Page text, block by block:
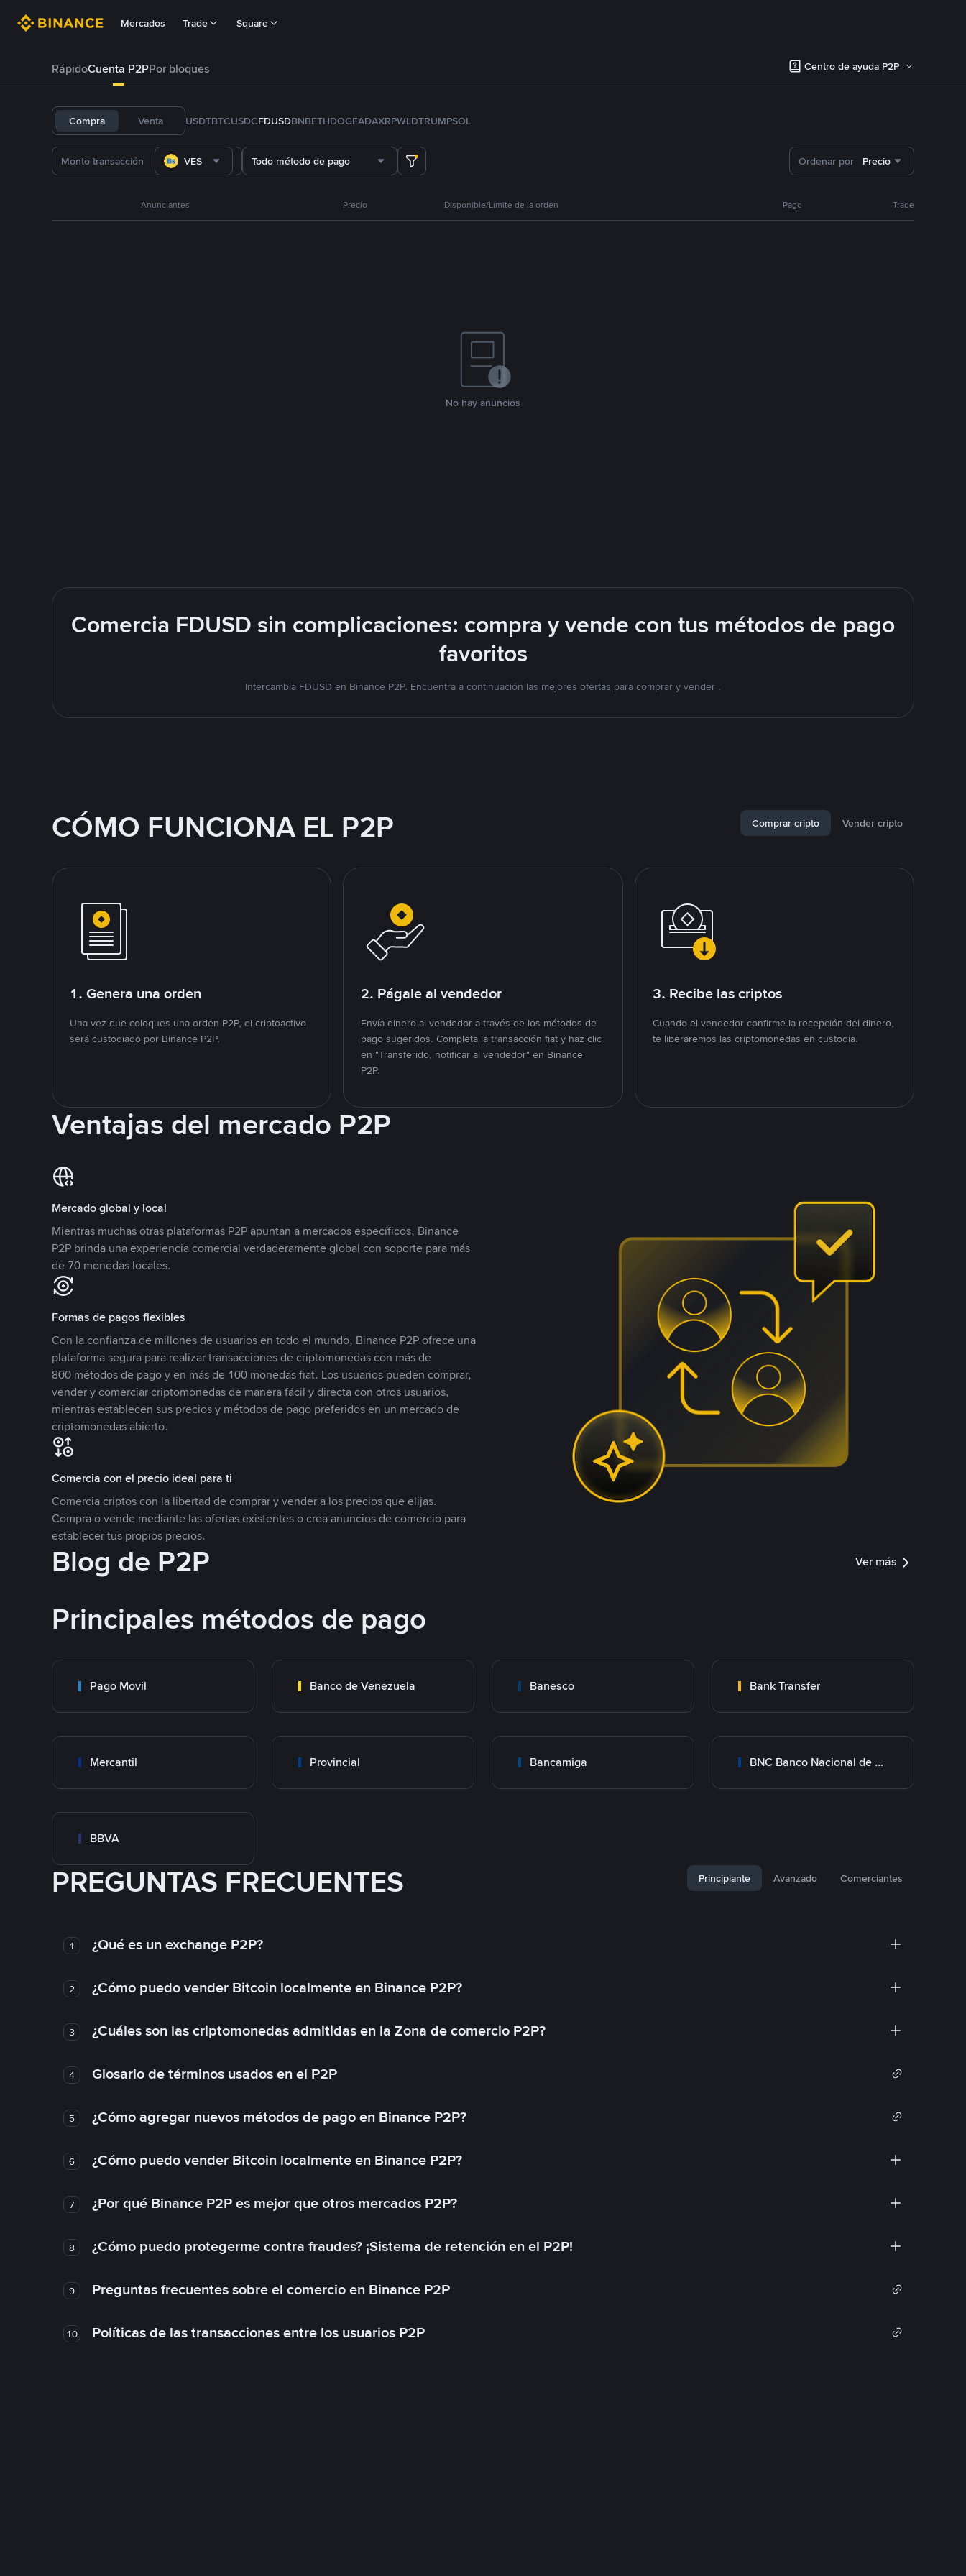
Mercados Trade Square
RápidoCuenta P2PPor bloques Centro de ayuda P2P
Compra Venta USDTBTCUSDCFDUSDBNBETHDOGEADAXRPWLDTRUMPSOL
VES Todo método de pago Ordenar por Precio
Anunciantes Precio Disponible/Límite de la orden Pago Trade
No hay anuncios
Comercia FDUSD sin complicaciones: compra y vende con tus métodos de pago
favoritos
Intercambia FDUSD en Binance P2P. Encuentra a continuación las mejores ofertas para comprar y vender .
CÓMO FUNCIONA EL P2P Comprar cripto Vender cripto
1. Genera una orden
Una vez que coloques una orden P2P, el criptoactivo
será custodiado por Binance P2P.
2. Págale al vendedor
Envía dinero al vendedor a través de los métodos de
pago sugeridos. Completa la transacción fiat y haz clic
en "Transferido, notificar al vendedor" en Binance
P2P.
3. Recibe las criptos
Cuando el vendedor confirme la recepción del dinero,
te liberaremos las criptomonedas en custodia.
Ventajas del mercado P2P
Mercado global y local
Mientras muchas otras plataformas P2P apuntan a mercados específicos, Binance
P2P brinda una experiencia comercial verdaderamente global con soporte para más
de 70 monedas locales.
Formas de pagos flexibles
Con la confianza de millones de usuarios en todo el mundo, Binance P2P ofrece una
plataforma segura para realizar transacciones de criptomonedas con más de
800 métodos de pago y en más de 100 monedas fiat. Los usuarios pueden comprar,
vender y comerciar criptomonedas de manera fácil y directa con otros usuarios,
mientras establecen sus precios y métodos de pago preferidos en un mercado de
criptomonedas abierto.
Comercia con el precio ideal para ti
Comercia criptos con la libertad de comprar y vender a los precios que elijas.
Compra o vende mediante las ofertas existentes o crea anuncios de comercio para
establecer tus propios precios.
Blog de P2P Ver más
Principales métodos de pago
Pago Movil Banco de Venezuela Banesco Bank Transfer
Mercantil Provincial Bancamiga BNC Banco Nacional de Crédito
BBVA
PREGUNTAS FRECUENTES Principiante Avanzado Comerciantes
1 ¿Qué es un exchange P2P?
2 ¿Cómo puedo vender Bitcoin localmente en Binance P2P?
3 ¿Cuáles son las criptomonedas admitidas en la Zona de comercio P2P?
4 Glosario de términos usados en el P2P
5 ¿Cómo agregar nuevos métodos de pago en Binance P2P?
6 ¿Cómo puedo vender Bitcoin localmente en Binance P2P?
7 ¿Por qué Binance P2P es mejor que otros mercados P2P?
8 ¿Cómo puedo protegerme contra fraudes? ¡Sistema de retención en el P2P!
9 Preguntas frecuentes sobre el comercio en Binance P2P
10 Políticas de las transacciones entre los usuarios P2P